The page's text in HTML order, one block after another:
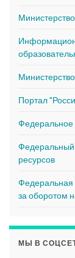
Портал
Федеральное
Федеральный
ресурсов
Федеральная
за оборотом
МЫ В